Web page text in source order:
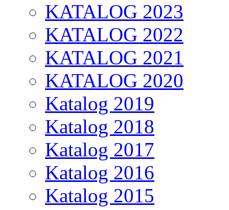
KATALOG 2023
KATALOG 2022
KATALOG 2021
KATALOG 2020
Katalog 2019
Katalog 2018
Katalog 2017
Katalog 2016
Katalog 2015